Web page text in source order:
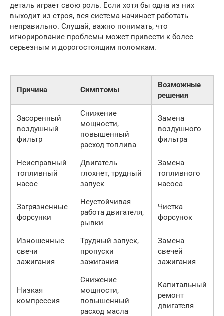
деталь играет свою роль. Если хотя бы одна из них
выходит из строя, вся система начинает работать
неправильно. Слушай, важно понимать, что
игнорирование проблемы может привести к более
серьезным и дорогостоящим поломкам.
Причина Симптомы
Возможные
решения
Засоренный
воздушный
фильтр
Снижение
мощности,
повышенный
расход топлива
Замена
воздушного
фильтра
Неисправный
топливный
насос
Двигатель
глохнет, трудный
запуск
Замена
топливного
насоса
Загрязненные
форсунки
Неустойчивая
работа двигателя,
рывки
Чистка
форсунок
Изношенные
свечи
зажигания
Трудный запуск,
пропуски
зажигания
Замена
свечей
зажигания
Низкая
компрессия
Снижение
мощности,
повышенный
расход масла
Капитальный
ремонт
двигателя